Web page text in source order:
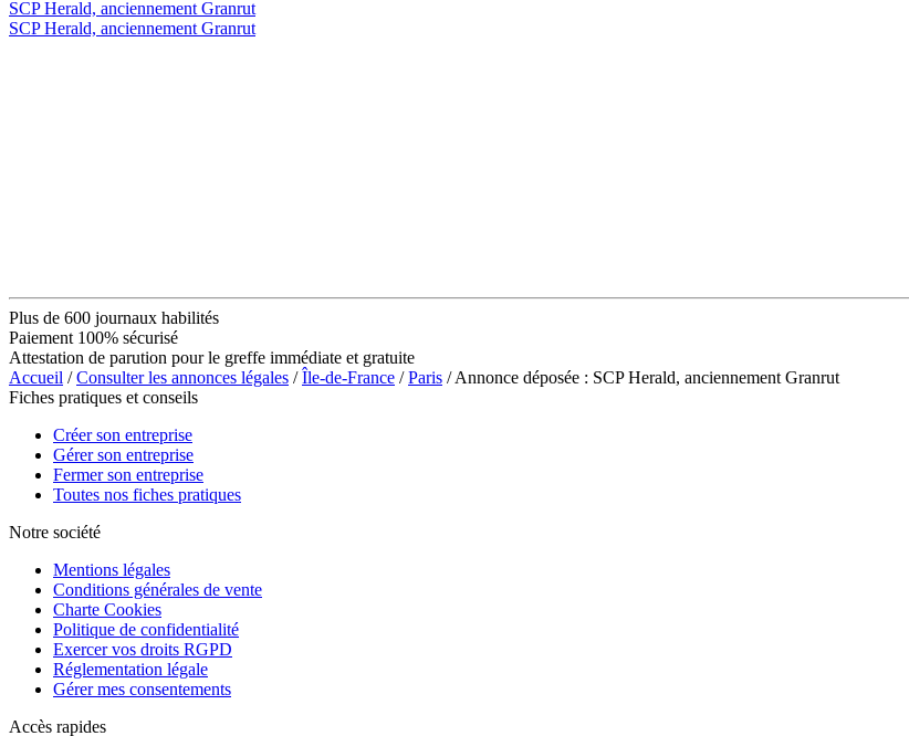
SCP Herald, anciennement Granrut
SCP Herald, anciennement Granrut
Plus de 600 journaux habilités
Paiement 100% sécurisé
Attestation de parution pour le greffe immédiate et gratuite
Accueil /Consulter les annonces légales /Île-de-France /Paris / Annonce déposée : SCP Herald, anciennement Granrut
Fiches pratiques et conseils
Créer son entreprise
Gérer son entreprise
Fermer son entreprise
Toutes nos fiches pratiques
Notre société
Mentions légales
Conditions générales de vente
Charte Cookies
Politique de confidentialité
Exercer vos droits RGPD
Réglementation légale
Gérer mes consentements
Accès rapides